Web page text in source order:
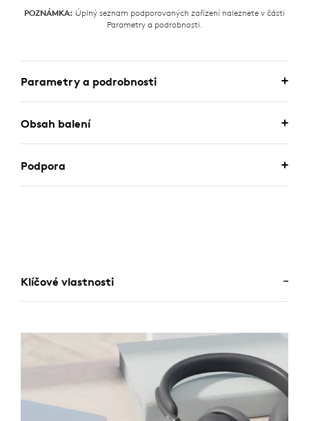
POZNÁMKA: Úplný seznam podporovaných zařízení naleznete v části
Parametry a podrobnosti.
Parametry a podrobnosti
Obsah balení
Podpora
Klíčové vlastnosti